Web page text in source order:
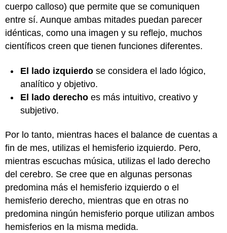
cuerpo calloso) que permite que se comuniquen
entre sí. Aunque ambas mitades puedan parecer
idénticas, como una imagen y su reflejo, muchos
científicos creen que tienen funciones diferentes.
El lado izquierdo se considera el lado lógico,
analítico y objetivo.
El lado derecho es más intuitivo, creativo y
subjetivo.
Por lo tanto, mientras haces el balance de cuentas a
fin de mes, utilizas el hemisferio izquierdo. Pero,
mientras escuchas música, utilizas el lado derecho
del cerebro. Se cree que en algunas personas
predomina más el hemisferio izquierdo o el
hemisferio derecho, mientras que en otras no
predomina ningún hemisferio porque utilizan ambos
hemisferios en la misma medida.